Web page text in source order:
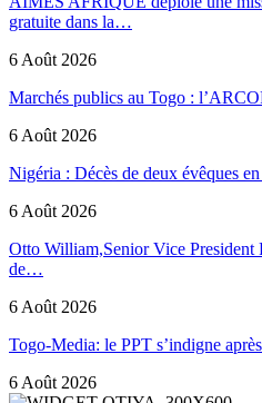
gratuite dans la…
6 Août 2026
Marchés publics au Togo :
6 Août 2026
Nigéria : Décès de deux évêques
6 Août 2026
Otto William,Senior Vice President
de…
6 Août 2026
Togo-Media: le PPT s’indigne
6 Août 2026